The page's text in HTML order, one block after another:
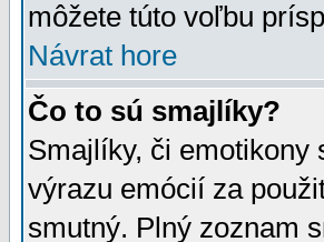
môžete túto voľbu
Návrat hore
Čo to sú smajlíky?
Smajlíky, či emotikony
výrazu emócií za
smutný. Plný zoznam